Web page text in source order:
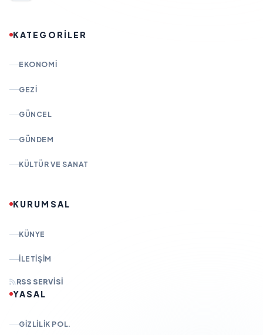
KATEGORİLER
EKONOMI
GEZI
GÜNCEL
GÜNDEM
KÜLTÜR VE SANAT
KURUMSAL
KÜNYE
İLETIŞIM
RSS SERVISI
YASAL
GIZLILIK POL.